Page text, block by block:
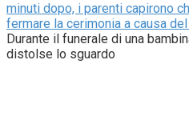
minuti dopo, i parenti capirono
fermare la cerimonia a causa
Durante il funerale di una
distolse lo sguardo